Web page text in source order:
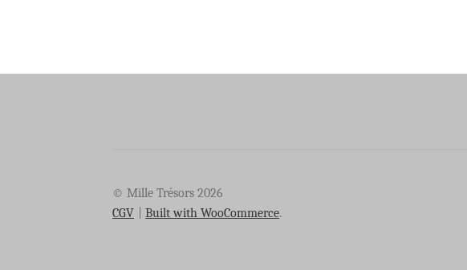
© Mille Trésors 2026
CGV
Built with WooCommerce.